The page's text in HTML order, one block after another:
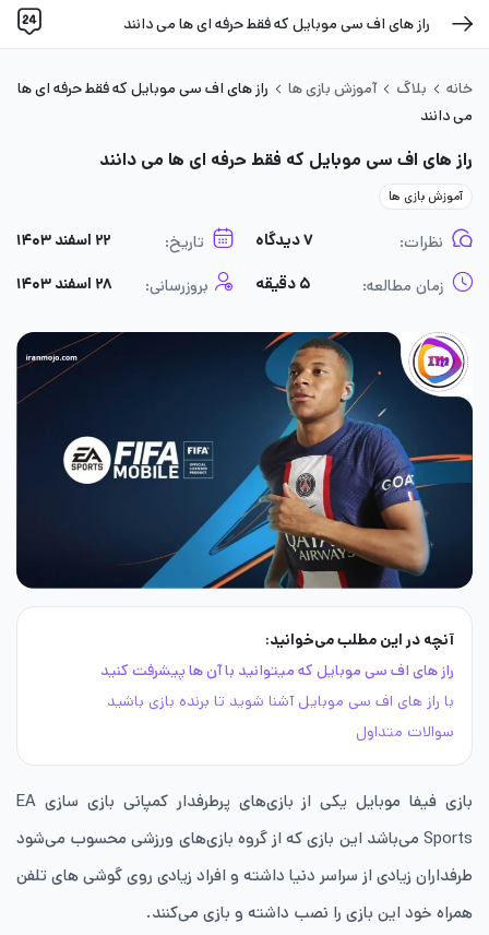
راز های اف سی موبایل که فقط حرفه ای ها می دانند
خانه بلاگ آموزش بازی ها
راز های اف سی موبایل که فقط حرفه ای ها
می دانند
راز های اف سی موبایل که فقط حرفه ای ها می دانند
آموزش بازی ها
نظرات: ۷ دیدگاه تاریخ: ۲۲ اسفند ۱۴۰۳
زمان مطالعه: ۵ دقیقه بروزرسانی: ۲۸ اسفند ۱۴۰۳
آنچه در این مطلب می‌خوانید:
راز های اف سی موبایل که میتوانید با آن ها پیشرفت کنید
با راز های اف سی موبایل آشنا شوید تا برنده بازی باشید
سوالات متداول
بازی فیفا موبایل یکی از بازی‌های پرطرفدار کمپانی بازی سازی EA
Sports می‌باشد این بازی که از گروه بازی‌های ورزشی محسوب می‌شود
طرفداران زیادی از سراسر دنیا داشته و افراد زیادی روی گوشی های تلفن
همراه خود این بازی را نصب داشته و بازی می‌کنند.